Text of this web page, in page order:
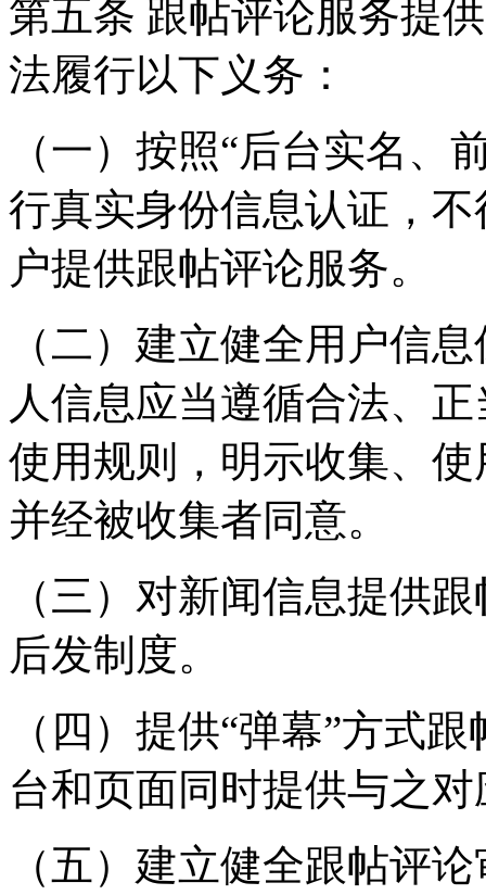
第五条 跟帖评论服务提
法履行以下义务：
（一）按照“后台实名、
行真实身份信息认证，
户提供跟帖评论服务。
（二）建立健全用户信
人信息应当遵循合法、
使用规则，明示收集、
并经被收集者同意。
（三）对新闻信息提供
后发制度。
（四）提供“弹幕”方式
台和页面同时提供与之
（五）建立健全跟帖评